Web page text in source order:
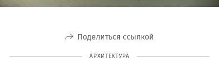
Поделиться ссылкой
АРХИТЕКТУРА